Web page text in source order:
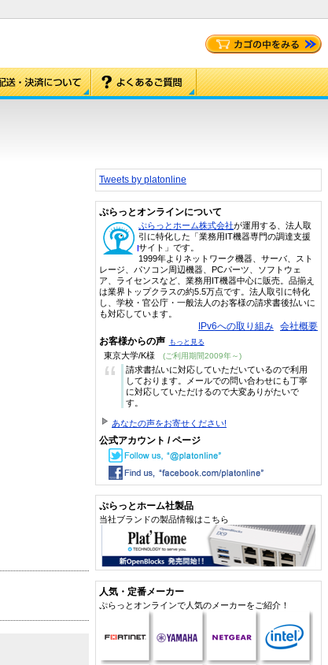
Tweets by platonline
ぷらっとオンラインについて
ぷらっとホーム株式会社が運用する、法人取
引に特化した「業務用IT機器専門の調達支援
サイト」です。
1999年よりネットワーク機器、サーバ、スト
レージ、パソコン周辺機器、PCパーツ、ソフトウェ
ア、ライセンスなど、業務用IT機器中心に販売。品揃え
は業界トップクラスの約5.5万点です。法人取引に特化
し、学校・官公庁・一般法人のお客様の請求書後払いに
も対応しています。
IPv6への取り組み 会社概要
お客様からの声 もっと見る
東京大学/K様 (ご利用期間2009年～)
“
請求書払いに対応していただいているので利用
しております。メールでの問い合わせにも丁寧
に対応していただけるので大変ありがたいで
す。
あなたの声をお寄せください!
公式アカウント / ページ
ぷらっとホーム社製品
当社ブランドの製品情報はこちら
人気・定番メーカー
ぷらっとオンラインで人気のメーカーをご紹介！